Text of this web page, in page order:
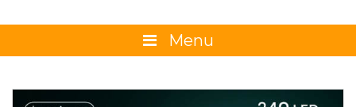
Menu